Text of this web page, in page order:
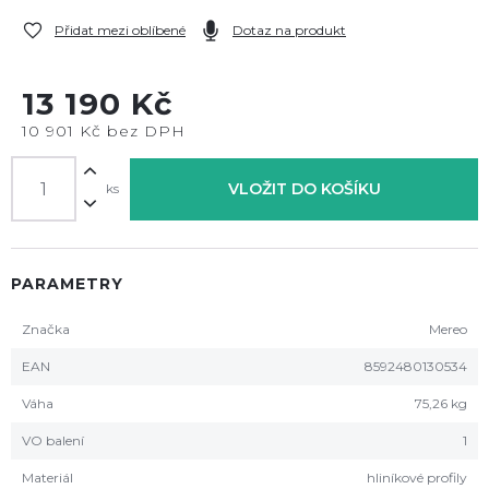
Přidat mezi oblíbené Dotaz na produkt
13 190 Kč
10 901 Kč bez DPH
ks VLOŽIT DO KOŠÍKU
PARAMETRY
Značka Mereo
EAN 8592480130534
Váha 75,26 kg
VO balení 1
Materiál hliníkové profily